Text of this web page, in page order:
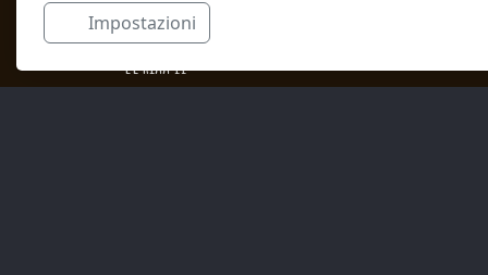
Marco Maranta & Laura Moretti
El Rïaa 11
Impostazioni